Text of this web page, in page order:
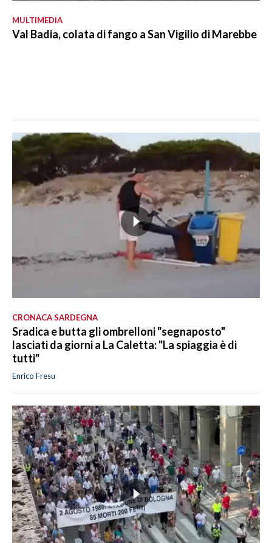
MULTIMEDIA
Val Badia, colata di fango a San Vigilio di Marebbe
CRONACA SARDEGNA
Sradica e butta gli ombrelloni "segnaposto"
lasciati da giorni a La Caletta: "La spiaggia è di
tutti"
Enrico Fresu